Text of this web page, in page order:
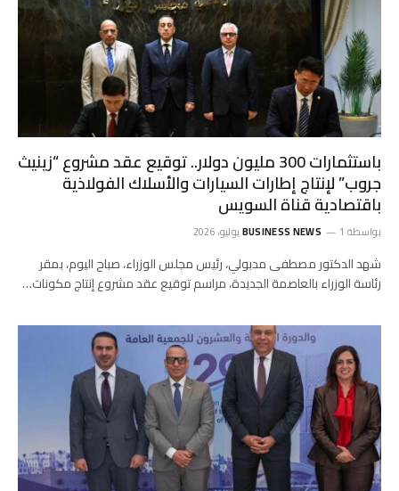
باستثمارات 300 مليون دولار.. توقيع عقد مشروع “زينيث
جروب” لإنتاج إطارات السيارات والأسلاك الفولاذية
باقتصادية قناة السويس
بواسطة BUSINESS NEWS 1 يوليو، 2026
شهد الدكتور مصطفى مدبولي، رئيس مجلس الوزراء، صباح اليوم، بمقر
رئاسة الوزراء بالعاصمة الجديدة، مراسم توقيع عقد مشروع إنتاج مكونات…